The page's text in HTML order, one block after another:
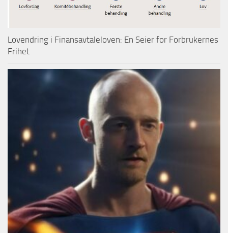
Lovendring i Finansavtaleloven: En Seier for Forbrukernes
Frihet